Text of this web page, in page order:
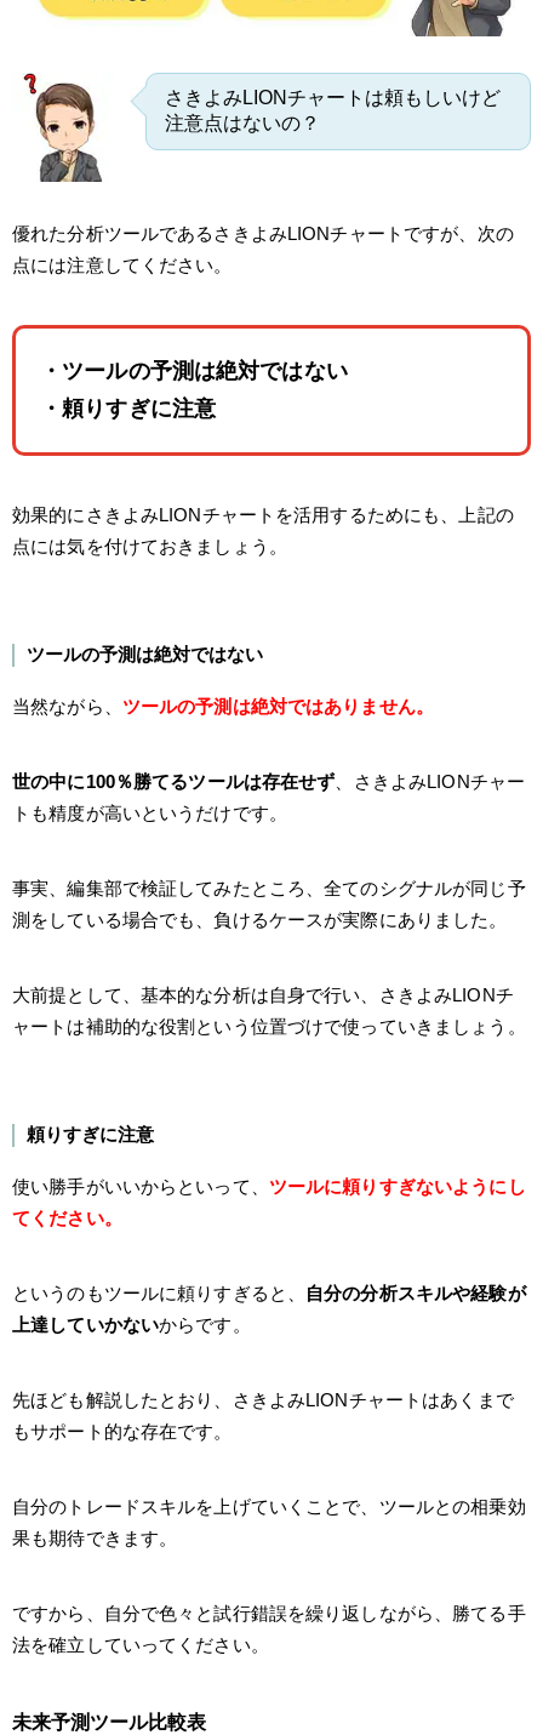
さきよみLIONチャートは頼もしいけど
注意点はないの？
優れた分析ツールであるさきよみLIONチャートですが、次の
点には注意してください。
・ツールの予測は絶対ではない
・頼りすぎに注意
効果的にさきよみLIONチャートを活用するためにも、上記の
点には気を付けておきましょう。
ツールの予測は絶対ではない
当然ながら、 ツールの予測は絶対ではありません。
世の中に100％勝てるツールは存在せず 、さきよみLIONチャー
トも精度が高いというだけです。
事実、編集部で検証してみたところ、全てのシグナルが同じ予
測をしている場合でも、負けるケースが実際にありました。
大前提として、基本的な分析は自身で行い、さきよみLIONチ
ャートは補助的な役割という位置づけで使っていきましょう。
頼りすぎに注意
使い勝手がいいからといって、 ツールに頼りすぎないようにし
てください。
というのもツールに頼りすぎると、
自分の分析スキルや経験が
上達していかないからです。
先ほども解説したとおり、さきよみLIONチャートはあくまで
もサポート的な存在です。
自分のトレードスキルを上げていくことで、ツールとの相乗効
果も期待できます。
ですから、自分で色々と試行錯誤を繰り返しながら、勝てる手
法を確立していってください。
未来予測ツール比較表